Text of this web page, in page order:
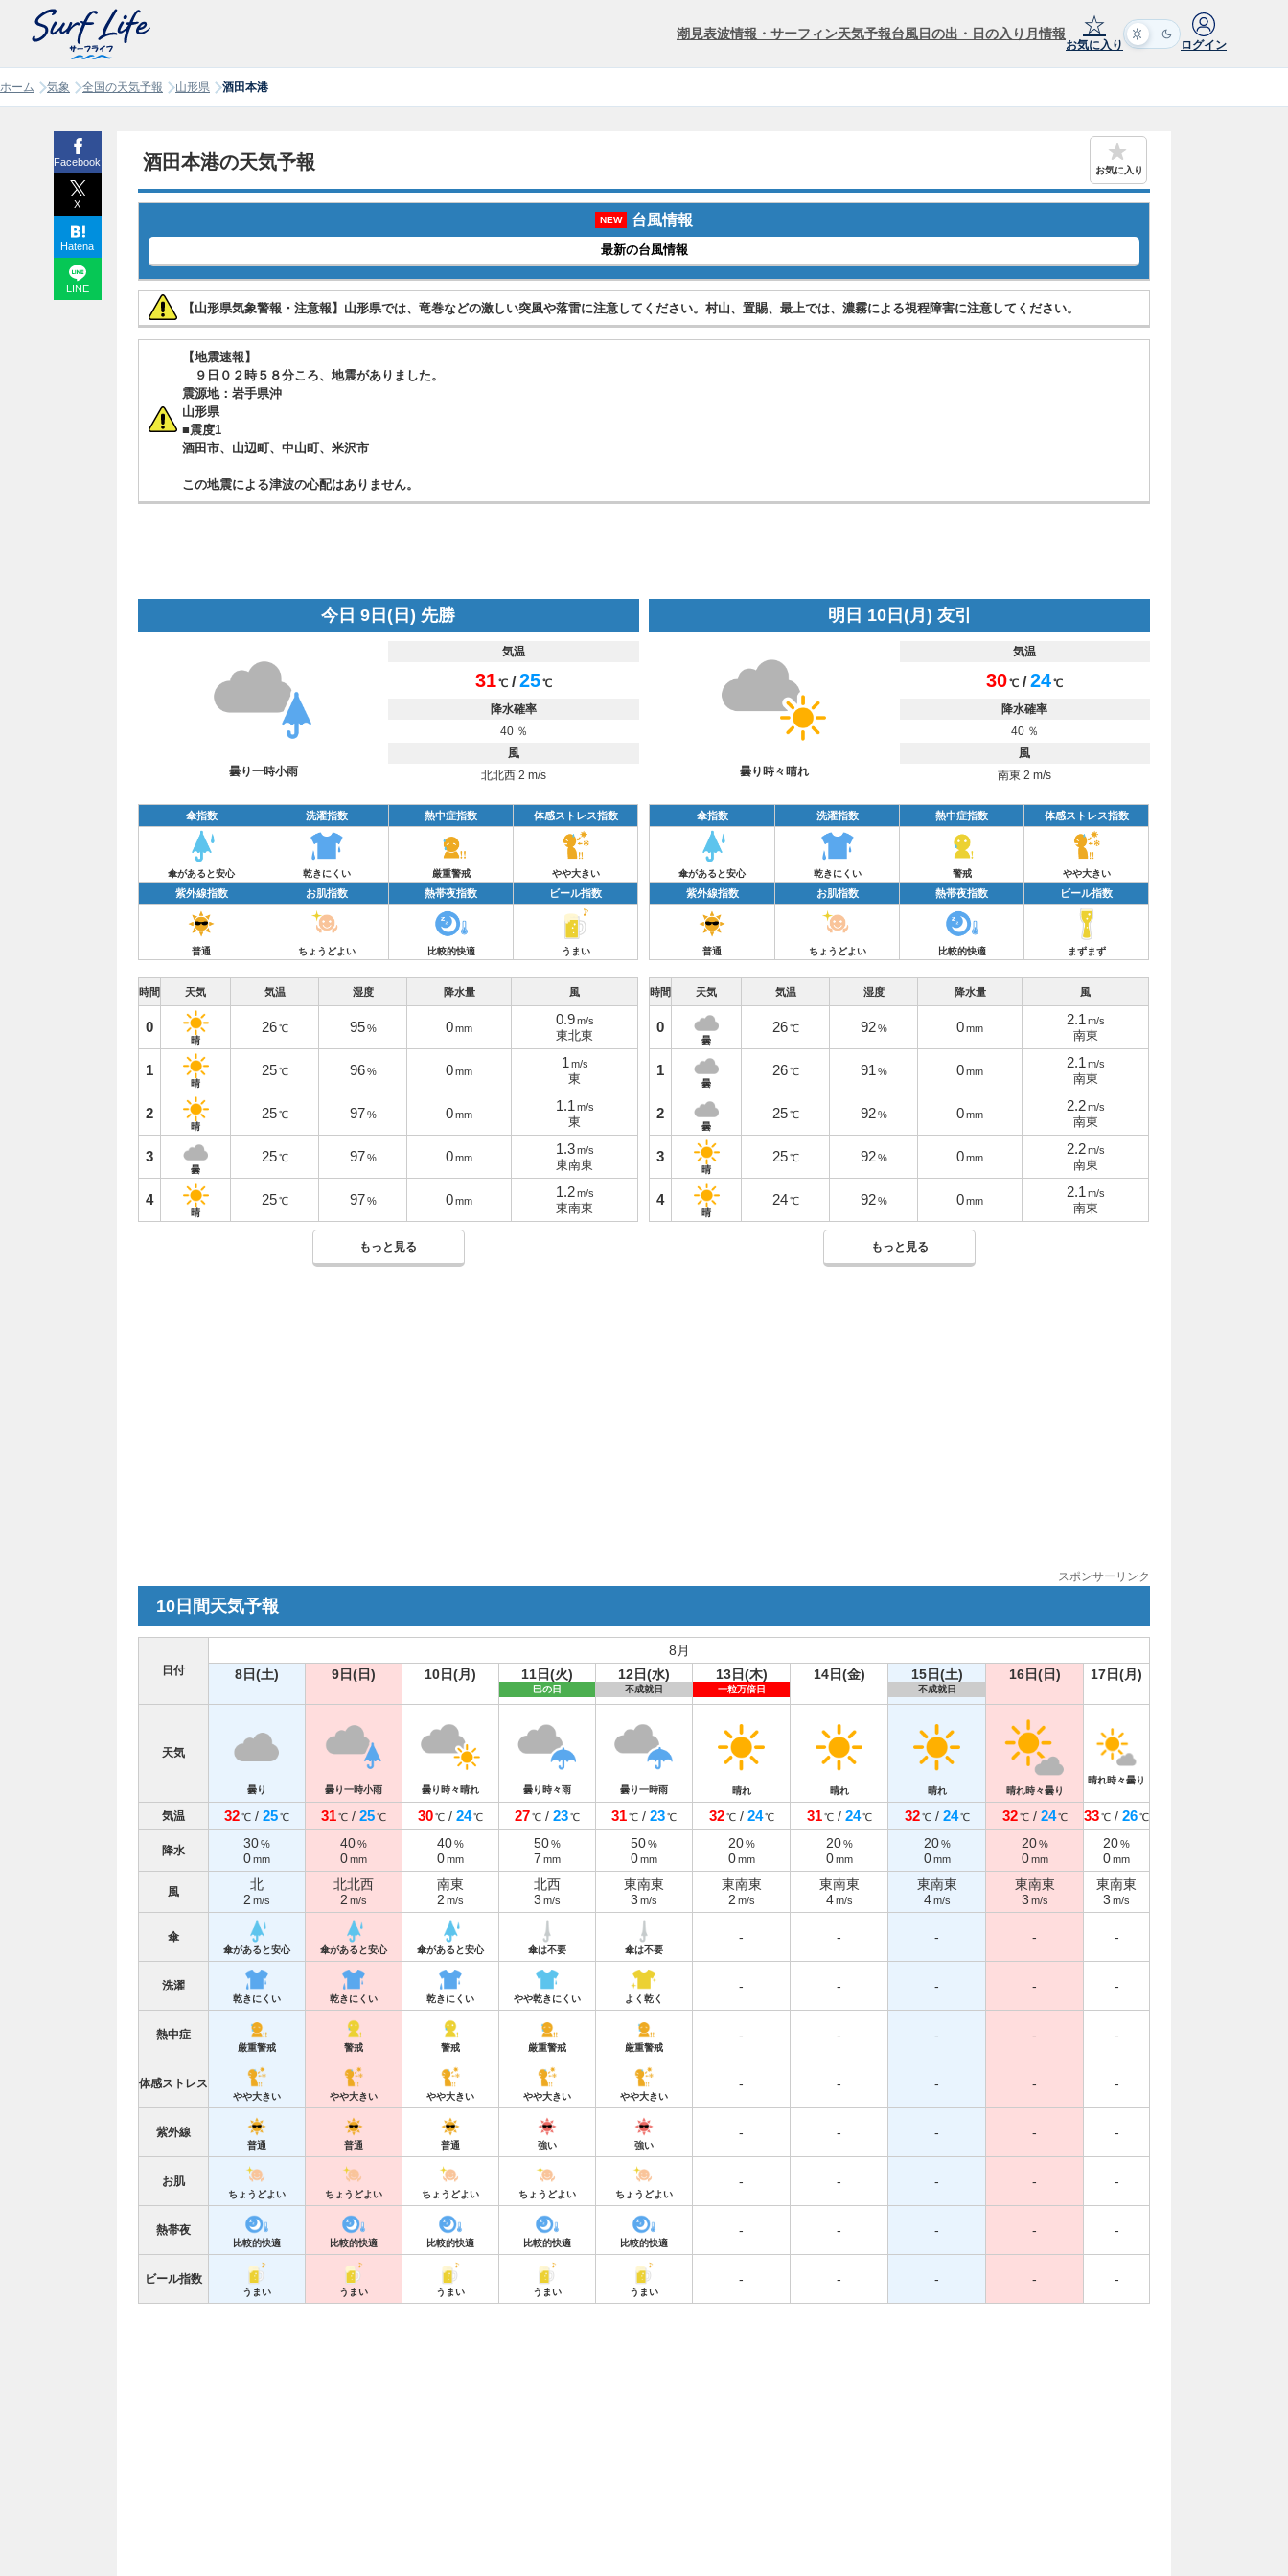
潮見表波情報・サーフィン天気予報台風日の出・日の入り 月情報 ☆
お気に入り ログイン
ホーム 気象 全国の天気予報 山形県 酒田本港
酒田本港の天気予報 お気に入り
NEW 台風情報
最新の台風情報
【山形県気象警報・注意報】山形県では、竜巻などの激しい突風や落雷に注意してください。村山、置賜、最上では、濃霧による視程障害に注意してください。
【地震速報】
９日０２時５８分ころ、地震がありました。
震源地：岩手県沖
山形県
■震度1
酒田市、山辺町、中山町、米沢市
この地震による津波の心配はありません。
今日 9日(日) 先勝
曇り一時小雨
気温
31℃ /25℃
降水確率
40 ％
風
北北西 2 m/s
傘指数 洗濯指数 熱中症指数 体感ストレス指数
傘があると安心 乾きにくい 厳重警戒 やや大きい
紫外線指数 お肌指数 熱帯夜指数 ビール指数
普通 ちょうどよい 比較的快適 うまい
時間 天気 気温 湿度 降水量 風
0
晴
26 ℃ 95 % 0mm
0.9 m/s
東北東
1
晴
25 ℃ 96 % 0mm
1 m/s
東
2
晴
25 ℃ 97 % 0mm
1.1 m/s
東
3
曇
25 ℃ 97 % 0mm
1.3 m/s
東南東
4
晴
25 ℃ 97 % 0mm
1.2 m/s
東南東
もっと見る
明日 10日(月) 友引
曇り時々晴れ
気温
30℃ /24℃
降水確率
40 ％
風
南東 2 m/s
傘指数 洗濯指数 熱中症指数 体感ストレス指数
傘があると安心 乾きにくい 警戒 やや大きい
紫外線指数 お肌指数 熱帯夜指数 ビール指数
普通 ちょうどよい 比較的快適 まずまず
時間 天気 気温 湿度 降水量 風
0
曇
26℃ 92% 0mm
2.1 m/s
南東
1
曇
26℃ 91 % 0mm
2.1 m/s
南東
2
曇
25℃ 92% 0mm
2.2m/s
南東
3
晴
25℃ 92% 0mm
2.2m/s
南東
4
晴
24℃ 92% 0mm
2.1 m/s
南東
もっと見る
スポンサーリンク
10日間天気予報
日付
8月
8日(土)
9日(日) 10日(月) 11日(火)
巳の日
12日(水)
不成就日
13日(木)
一粒万倍日
14日(金) 15日(土)
不成就日
16日(日) 17日(月)
天気
曇り 曇り一時小雨 曇り時々晴れ 曇り時々雨 曇り一時雨 晴れ 晴れ 晴れ 晴れ時々曇り
晴れ時々曇り
気温 32℃ / 25℃ 31℃ / 25℃ 30℃ / 24℃ 27℃ / 23℃ 31℃ / 23℃ 32 ℃/ 24 ℃ 31 ℃/ 24 ℃ 32 ℃/ 24 ℃ 32 ℃/ 24 ℃ 33℃ / 26℃
降水 30%
0mm
40%
0mm
40%
0mm
50%
7 mm
50%
0mm
20 %
0 mm
20 %
0 mm
20 %
0 mm
20 %
0 mm
20%
0mm
風
北
2 m/s
北北西
2 m/s
南東
2 m/s
北西
3 m/s
東南東
3 m/s
東南東
2 m/s
東南東
4 m/s
東南東
4 m/s
東南東
3 m/s
東南東
3 m/s
傘
傘があると安心 傘があると安心 傘があると安心 傘は不要 傘は不要
- - - - -
洗濯
乾きにくい 乾きにくい 乾きにくい やや乾きにくい よく乾く
- - - - -
熱中症
厳重警戒 警戒 警戒 厳重警戒 厳重警戒
- - - - -
体感ストレス
やや大きい やや大きい やや大きい やや大きい やや大きい
- - - - -
紫外線
普通 普通 普通 強い 強い
- - - - -
お肌
ちょうどよい ちょうどよい ちょうどよい ちょうどよい ちょうどよい
- - - - -
熱帯夜
比較的快適 比較的快適 比較的快適 比較的快適 比較的快適
- - - - -
ビール指数
うまい うまい うまい うまい うまい
- - - - -
Facebook
X
Hatena
LINE